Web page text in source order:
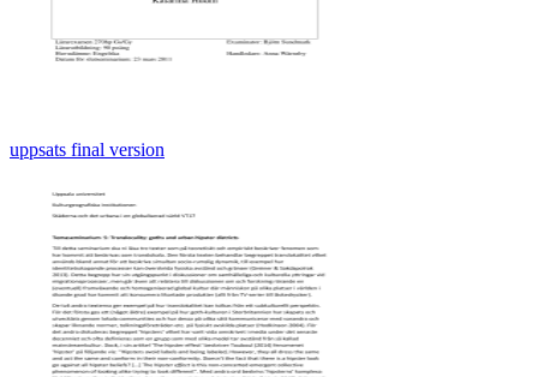
uppsats final version